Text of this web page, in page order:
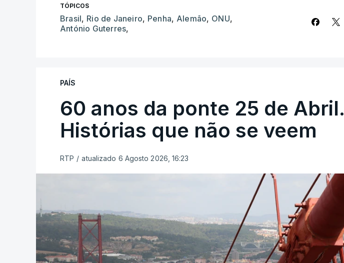
TÓPICOS
Brasil, Rio de Janeiro, Penha, Alemão, ONU,
António Guterres,
PAÍS
60 anos da ponte 25 de Abril.
Histórias que não se veem
RTP / atualizado 6 Agosto 2026, 16:23